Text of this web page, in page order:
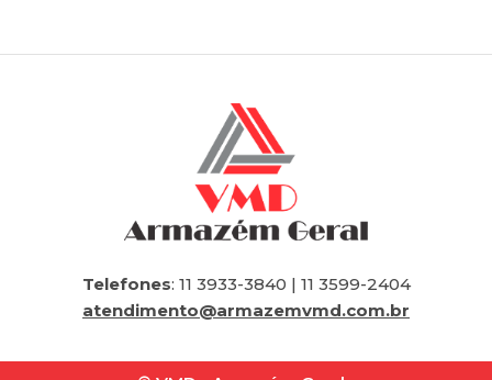
Telefones: 11 3933-3840 | 11 3599-2404
atendimento@armazemvmd.com.br